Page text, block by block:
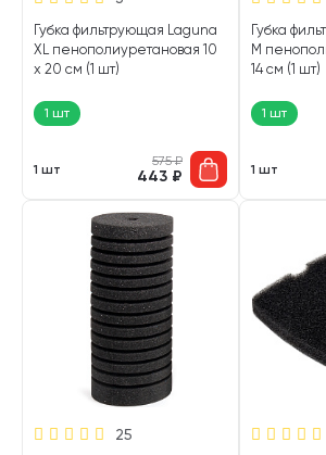
Губка фильтрующая Laguna
XL пенополиуретановая 10
х 20 см (1 шт)
1 шт
1 шт
575₽
443 ₽
Губка
M
14 см (1 шт)
1 шт
1 шт
25